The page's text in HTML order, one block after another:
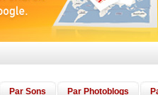
Par Sons Par Photoblogs